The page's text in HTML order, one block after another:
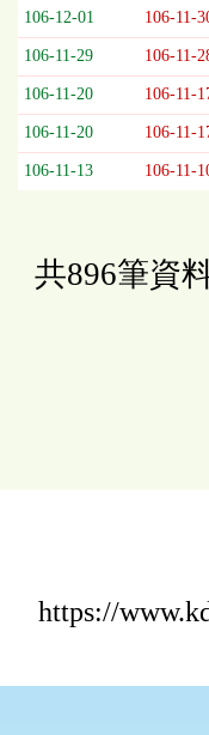
106-12-01 106-11-
106-11-29 106-11-
106-11-20 106-11-
106-11-20 106-11-
106-11-13 106-11-
共896筆資
https://